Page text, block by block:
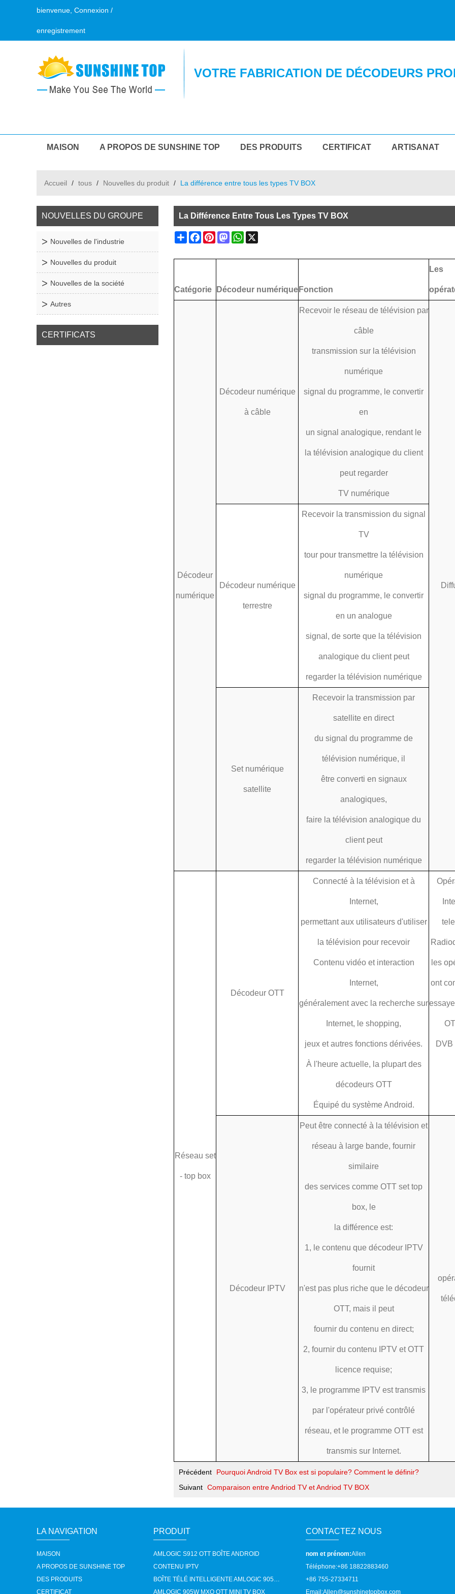
bienvenue, Connexion /
enregistrement
VOTRE FABRICATION DE DÉCODEURS
MAISON A PROPOS DE SUNSHINE TOP DES PRODUITS CERTIFICAT ARTISANAT
Accueil / tous / Nouvelles du produit / La différence entre tous les types TV BOX
NOUVELLES DU GROUPE
Nouvelles de l'industrie
Nouvelles du produit
Nouvelles de la société
Autres
CERTIFICATS
La Différence Entre Tous Les Types TV BOX
ShareFacebookPinterestMastodonWhatsApp
Catégorie Décodeur numérique Fonction
Les
Décodeur
numérique
Décodeur numérique
à câble
Recevoir le réseau de télévision par
câble
transmission sur la télévision
numérique
signal du programme, le convertir
en
un signal analogique, rendant le
la télévision analogique du client
peut regarder
TV numérique
Décodeur numérique
terrestre
Recevoir la transmission du signal
TV
tour pour transmettre la télévision
numérique
signal du programme, le convertir
en un analogue
signal, de sorte que la télévision
analogique du client peut
regarder la télévision numérique
Set numérique
satellite
Recevoir la transmission par
satellite en direct
du signal du programme de
télévision numérique, il
être converti en signaux
analogiques,
faire la télévision analogique du
client peut
regarder la télévision numérique
Réseau set
- top box
Décodeur OTT
Connecté à la télévision et à
Internet,
permettant aux utilisateurs d'utiliser
la télévision pour recevoir
Contenu vidéo et interaction
Internet,
les
ont
généralement avec la recherche sur
Internet, le shopping,
jeux et autres fonctions dérivées. DVB
À l'heure actuelle, la plupart des
décodeurs OTT
Équipé du système Android.
Décodeur IPTV
Peut être connecté à la télévision et
réseau à large bande, fournir
similaire
des services comme OTT set top
box, le
la différence est:
1, le contenu que décodeur IPTV
fournit
n'est pas plus riche que le décodeur
OTT, mais il peut
fournir du contenu en direct;
2, fournir du contenu IPTV et OTT
licence requise;
3, le programme IPTV est transmis
par l'opérateur privé contrôlé
réseau, et le programme OTT est
transmis sur Internet.
Précédent
Pourquoi Android TV Box est si populaire? Comment le définir?
Suivant Comparaison entre Andriod TV et Andriod TV BOX
LA NAVIGATION
MAISON
A PROPOS DE SUNSHINE TOP
DES PRODUITS
CERTIFICAT
PRODUIT
AMLOGIC S912 OTT BOÎTE ANDROID
CONTENU IPTV
BOÎTE TÉLÉ INTELLIGENTE AMLOGIC 905X OTT
AMLOGIC 905W MXQ OTT MINI TV BOX
CONTACTEZ NOUS
nom et prénom:Allen
Téléphone:+86 18822883460
+86 755-27334711
Email:Allen@sunshinetopbox.com